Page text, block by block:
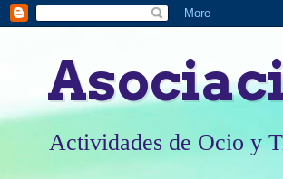
Actividades de Ocio y